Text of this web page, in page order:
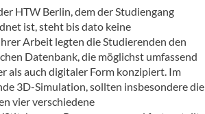
HTW Berlin, dem der Studiengang
ist, steht bis dato keine
Arbeit legten die Studierenden den
Datenbank, die möglichst umfassend
als auch digitaler Form konzipiert. Im
3D-Simulation, sollten insbesondere die
vier verschiedene